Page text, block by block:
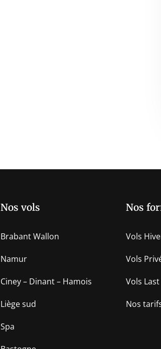
Nos vols
Brabant Wallon
Namur
Ciney – Dinant – Hamois
Liège sud
Spa
Nos
Vols
Vols
Vols
Nos